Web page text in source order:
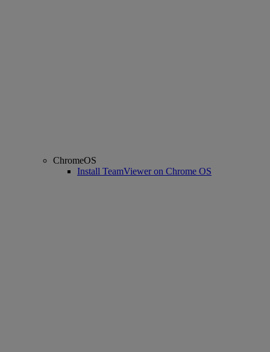
ChromeOS
Install TeamViewer on Chrome OS